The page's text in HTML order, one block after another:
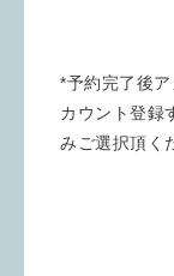
*予約完了後
カウント登録
みご選択頂く